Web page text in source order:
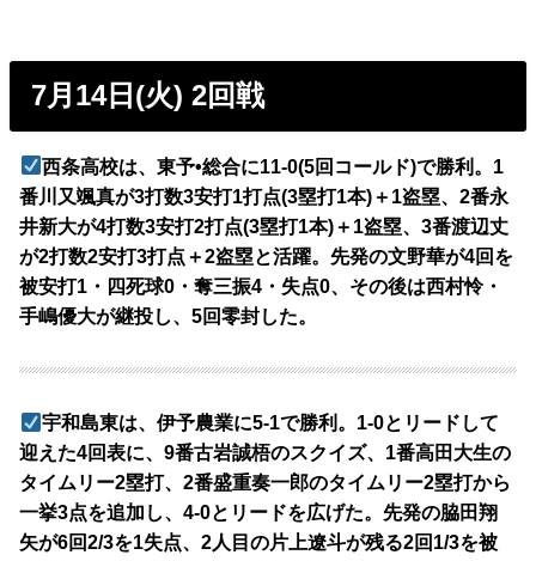
7月14日(火) 2回戦
西条高校は、東予•総合に11-0(5回コールド)で勝利。1
番川又颯真が3打数3安打1打点(3塁打1本)＋1盗塁、2番永
井新大が4打数3安打2打点(3塁打1本)＋1盗塁、3番渡辺丈
が2打数2安打3打点＋2盗塁と活躍。先発の文野華が4回を
被安打1・四死球0・奪三振4・失点0、その後は西村怜・
手嶋優大が継投し、5回零封した。
宇和島東は、伊予農業に5-1で勝利。1-0とリードして
迎えた4回表に、9番古岩誠梧のスクイズ、1番高田大生の
タイムリー2塁打、2番盛重奏一郎のタイムリー2塁打から
一挙3点を追加し、4-0とリードを広げた。先発の脇田翔
矢が6回2/3を1失点、2人目の片上遼斗が残る2回1/3を被